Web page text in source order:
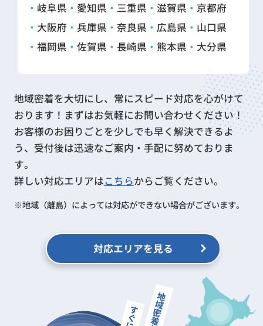
岐阜県
愛知県 三重県 滋賀県
京都府
大阪府
兵庫県 奈良県 広島県
山口県
福岡県
佐賀県 長崎県 熊本県 大分県
地域密着を大切にし、常にスピード対応を心がけて
おります！ まずはお気軽にお問い合わせください！
お客様のお困りごとを少しでも早く解決できるよ
う、受付後は迅速なご案内・手配に努めておりま
す。
詳しい対応エリアはこちらからご覧ください。
地域（離島）によっては対応ができない場合がございます。
対応エリアを見る